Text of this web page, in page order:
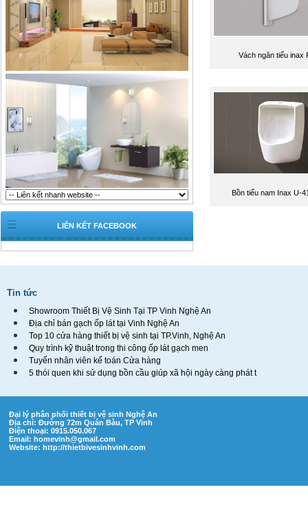
LIÊN KẾT FACEBOOK
Vách ngăn tiểu inax
Bồn tiểu nam Inax U-
Tin tức
Showroom Thiết Bị Vệ Sinh Tại TP Vinh Nghệ An
Địa chỉ bán gạch ốp lát tại Vinh Nghệ An
Top 10 cửa hàng thiết bị vệ sinh tại TP.Vinh, Nghệ An
Quy trình kỹ thuật trong thi công ốp lát gạch men
Tuyển nhân viên kế toán Cửa hàng
5 thói quen khi sử dụng bồn cầu giúp xã hội ngày càng phát t
Đại lý phân phối thiết bị vệ sinh Nghệ An
Địa chỉ: Đường 72m Quán Bàu, TP Vinh
Điện thoại: 0915.050.067
Email: homevinh@gmail.com
Website: http://thietbivesinhvinh.com